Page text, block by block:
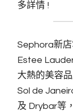
多詳情 !
Sephora新
Estee
大熱的美容
Sol de
及 Drybar等